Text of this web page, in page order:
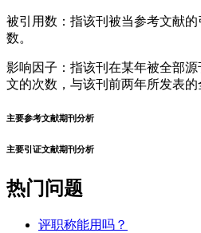
被引用数：指该刊被当参考文献
数。
影响因子：指该刊在某年被全部
文的次数，与该刊前两年所发表的
主要参考文献期刊分析
主要引证文献期刊分析
热门问题
评职称能用吗？